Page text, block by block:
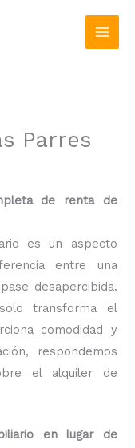
Parres
de renta de
es un aspecto
entre una
desapercibida.
transforma el
comodidad y
respondemos
el alquiler de
en lugar de